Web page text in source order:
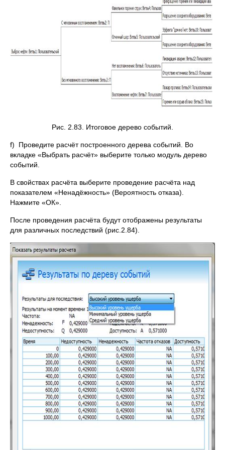
Рис. 2.83. Итоговое дерево событий.
f) Проведите расчёт построенного дерева событий. Во
вкладке «Выбрать расчёт» выберите только модуль дерево
событий.
В свойствах расчёта выберите проведение расчёта над
показателем «Ненадёжность» (Вероятность отказа).
Нажмите «ОК».
После проведения расчёта будут отображены результаты
для различных последствий (рис.2.84).